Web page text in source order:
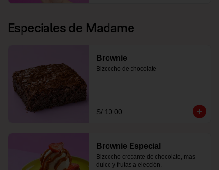
Especiales de Madame
Brownie
Bizcocho de chocolate
S/ 10.00
Brownie Especial
Bizcocho crocante de chocolate, mas
dulce y frutas a elección.